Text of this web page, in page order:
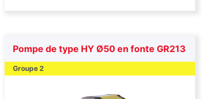
Pompe de type HY Ø50 en fonte GR213
Groupe 2